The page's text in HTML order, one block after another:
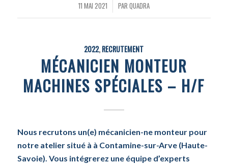
11 MAI 2021
/ PAR QUADRA
2022,RECRUTEMENT
MÉCANICIEN MONTEUR
MACHINES SPÉCIALES – H/F
Nous recrutons un(e) mécanicien-ne monteur pour
notre atelier situé à à Contamine-sur-Arve (Haute-
Savoie). Vous intégrerez une équipe d’experts